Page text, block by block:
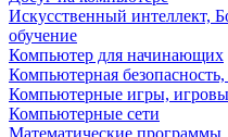
Искусственный интеллект,
обучение
Компьютер для начинающих
Компьютерная
Компьютерные игры,
Компьютерные сети
Математические программы